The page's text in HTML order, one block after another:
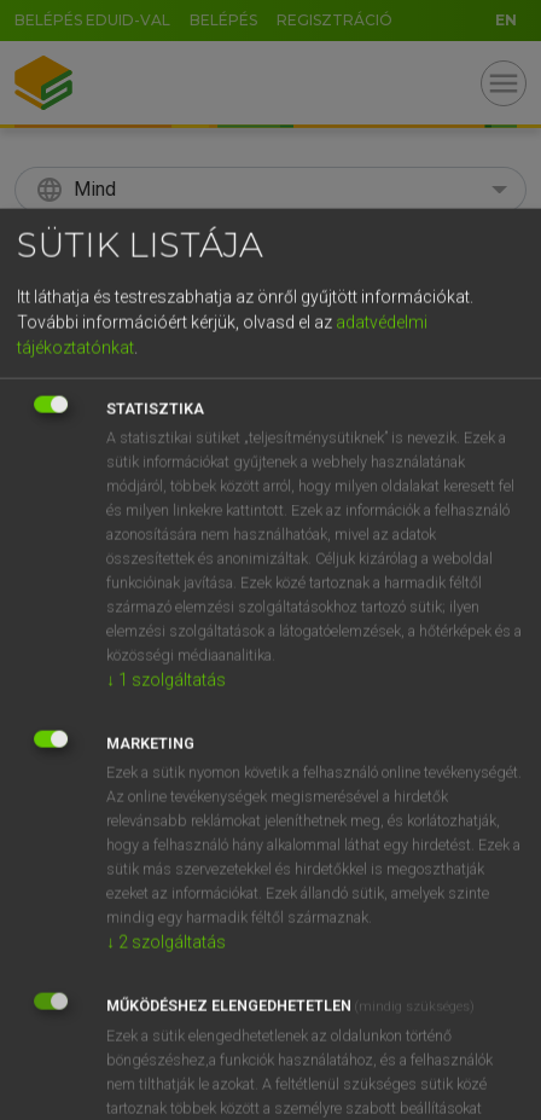
BELÉPÉS EDUID-VAL BELÉPÉS REGISZTRÁCIÓ EN
menu
language Mind
search
KERESÉS
Díjmentes angol szótár
speech island fn nyelvjárási sziget
⚲ speech islandkeresése szótárainkban
DÍJMENTES ANGOL SZÓTÁR
speechful
speech impediment
speech island
speechless
speechmaker
SÜTIK LISTÁJA
Itt láthatja és testreszabhatja az önről gyűjtött információkat.
További információért kérjük, olvasd el az adatvédelmi
tájékoztatónkat
STATISZTIKA
A statisztikai sütiket „teljesítménysütiknek” is nevezik. Ezek a
sütik információkat gyűjtenek a webhely használatának
módjáról, többek között arról, hogy milyen oldalakat keresett fel
és milyen linkekre kattintott. Ezek az információk a felhasználó
azonosítására nem használhatóak, mivel az adatok
összesítettek és anonimizáltak. Céljuk kizárólag a weboldal
funkcióinak javítása. Ezek közé tartoznak a harmadik féltől
származó elemzési szolgáltatásokhoz tartozó sütik; ilyen
elemzési szolgáltatások a látogatóelemzések, a hőtérképek és a
közösségi médiaanalitika.
↓ 1 szolgáltatás
MARKETING
Ezek a sütik nyomon követik a felhasználó online tevékenységét.
Az online tevékenységek megismerésével a hirdetők
relevánsabb reklámokat jeleníthetnek meg, és korlátozhatják,
hogy a felhasználó hány alkalommal láthat egy hirdetést. Ezek a
sütik más szervezetekkel és hirdetőkkel is megoszthatják
ezeket az információkat. Ezek állandó sütik, amelyek szinte
mindig egy harmadik féltől származnak.
↓ 2 szolgáltatás
MŰKÖDÉSHEZ ELENGEDHETETLEN (mindig szükséges)
Ezek a sütik elengedhetetlenek az oldalunkon történő
böngészéshez,a funkciók használatához, és a felhasználók
nem tilthatják le azokat. A feltétlenül szükséges sütik közé
tartoznak többek között a személyre szabott beállításokat
GR
5 6 7 8 9 ö ü ó
r t z u i o p ő ú
k l ű
n m , . AltGr